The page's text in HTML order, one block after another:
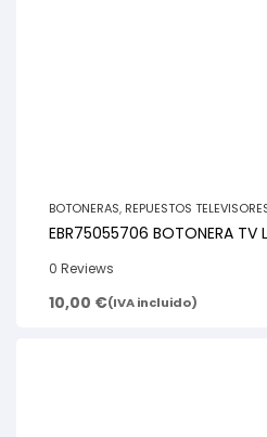
BOTONERAS, REPUESTOS
EBR75055706 BOTONERA TV
0 Reviews
10,00 €(IVA incluido)